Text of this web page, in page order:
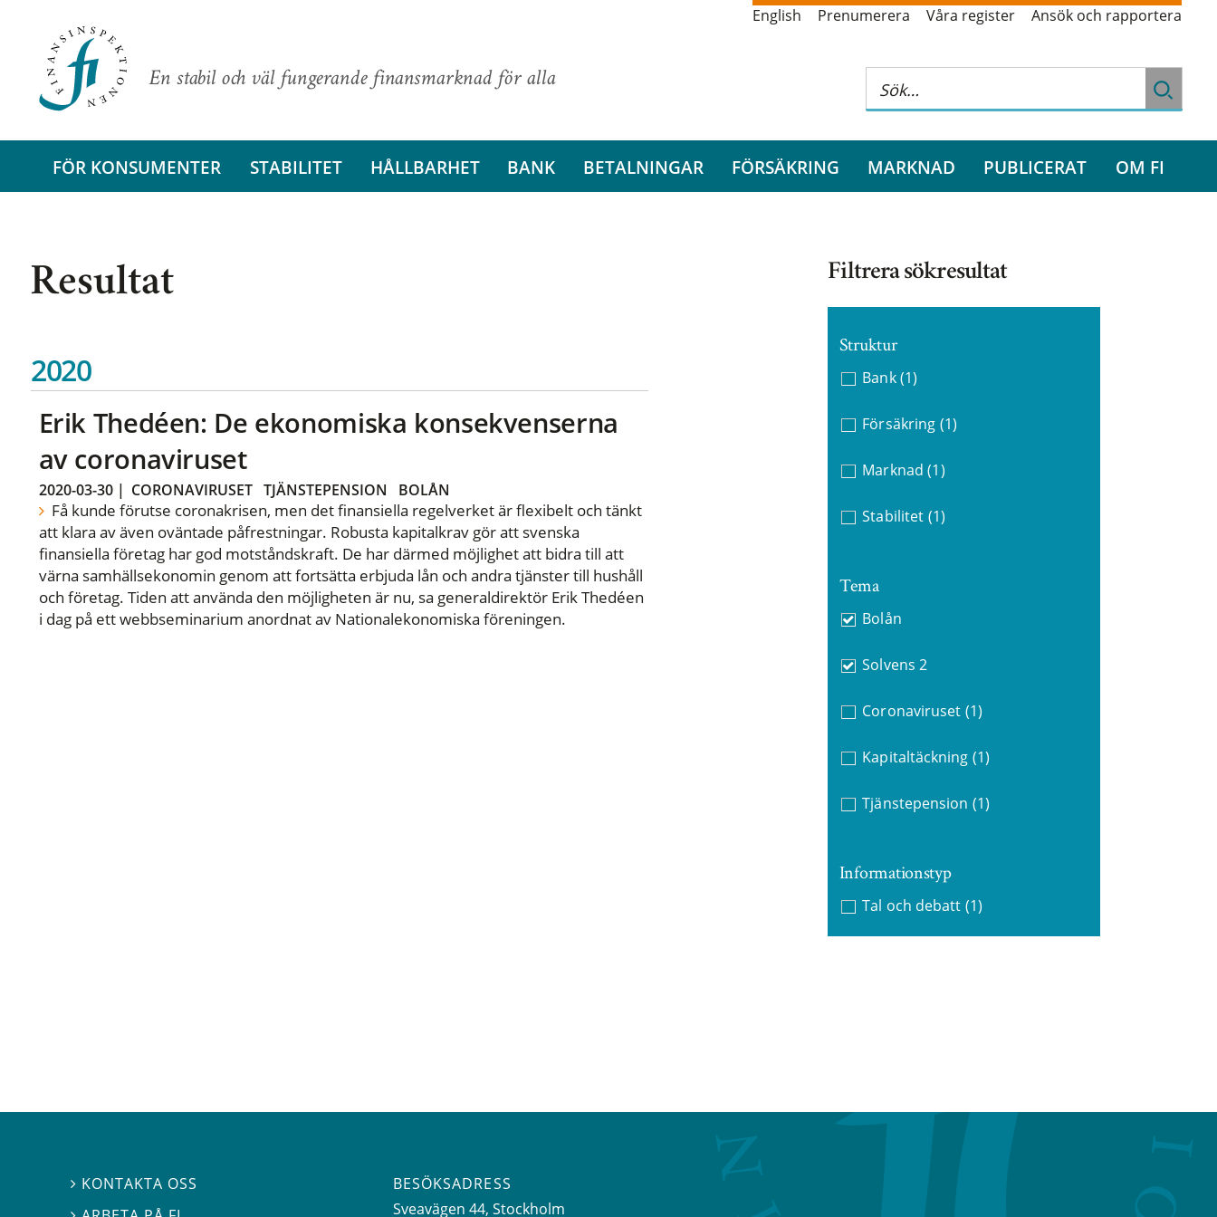
En stabil och väl fungerande finansmarknad för alla
English Prenumerera Våra register Ansök och rapportera
FÖR KONSUMENTER STABILITET HÅLLBARHET BANK BETALNINGAR FÖRSÄKRING MARKNAD PUBLICERAT OM FI
Resultat
2020
Erik Thedéen: De ekonomiska konsekvenserna
av coronaviruset
2020-03-30| CORONAVIRUSET TJÄNSTEPENSION BOLÅN
Få kunde förutse coronakrisen, men det finansiella regelverket är flexibelt och tänkt
att klara av även oväntade påfrestningar. Robusta kapitalkrav gör att svenska
finansiella företag har god motståndskraft. De har därmed möjlighet att bidra till att
värna samhällsekonomin genom att fortsätta erbjuda lån och andra tjänster till hushåll
och företag. Tiden att använda den möjligheten är nu, sa generaldirektör Erik Thedéen
i dag på ett webbseminarium anordnat av Nationalekonomiska föreningen.
Filtrera sökresultat
Struktur
Bank (1)
Försäkring (1)
Marknad (1)
Stabilitet (1)
Tema
Bolån
Solvens 2
Coronaviruset (1)
Kapitaltäckning (1)
Tjänstepension (1)
Informationstyp
Tal och debatt (1)
 KONTAKTA OSS
BESÖKSADRESS
Sveavägen 44, Stockholm